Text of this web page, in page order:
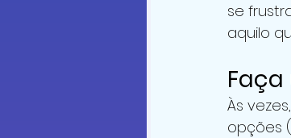
se
aquilo
Às
opções